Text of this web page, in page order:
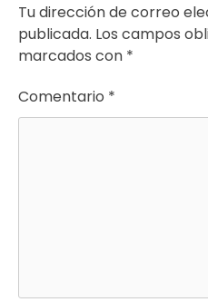
Tu dirección de correo
publicada. Los campos
marcados con *
Comentario *